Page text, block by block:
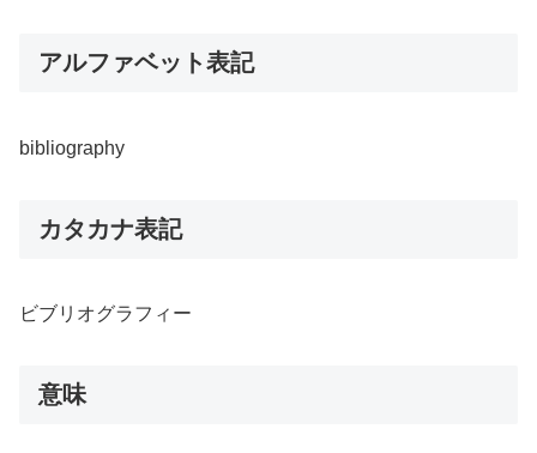
アルファベット表記
bibliography
カタカナ表記
ビブリオグラフィー
意味